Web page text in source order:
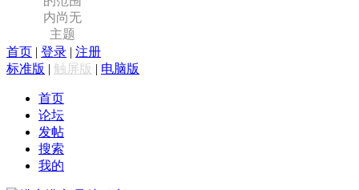
内尚无
主题
首页 | 登录 | 注册
标准版 | 触屏版 | 电脑版
首页
论坛
发帖
搜索
我的